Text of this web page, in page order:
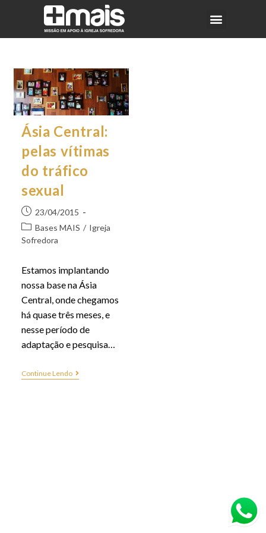
Ásia Central:
pelas vítimas
do tráfico
sexual
23/04/2015
Bases MAIS / Igreja
Sofredora
Estamos implantando
nossa base na Ásia
Central, onde chegamos
há quase três meses, e
nesse período de
adaptação e pesquisa…
Continue Lendo